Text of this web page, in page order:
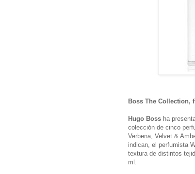
Boss The Collection,
Hugo Boss ha
colección de cinco
Verbena, Velvet &
indican, el perfumista
textura de distintos
ml.